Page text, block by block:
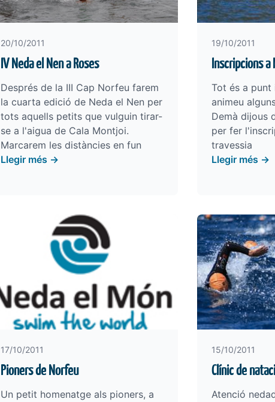
20/10/2011
IV Neda el Nen a Roses
Després de la III Cap Norfeu farem
la cuarta edició de Neda el Nen per
tots aquells petits que vulguin tirar-
se a l'aigua de Cala Montjoi.
Marcarem les distàncies en fun
Llegir més →
19/10/2011
Inscripcions a
Tot és a punt
animeu
Demà dijous
per fer
travessia
Llegir més →
17/10/2011
Pioners de Norfeu
Un petit homenatge als pioners, a
15/10/2011
Clínic de
Atenció